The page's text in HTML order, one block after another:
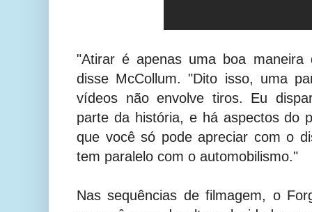
"Atirar é apenas uma boa maneira
disse McCollum. "Dito isso, uma
vídeos não envolve tiros. Eu
parte da história, e há aspectos do
que você só pode apreciar com o
tem paralelo com o automobilismo."
Nas sequências de filmagem, o